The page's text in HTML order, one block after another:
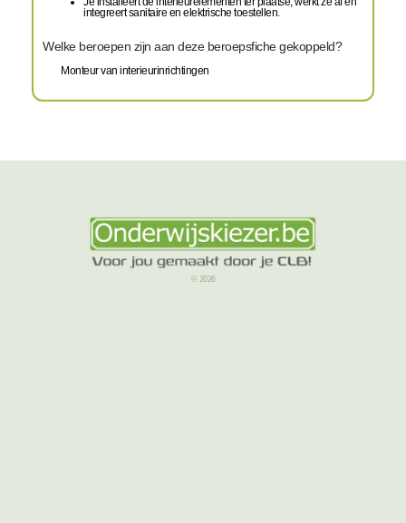
integreert sanitaire en elektrische toestellen.
Welke beroepen zijn aan deze beroepsfiche gekoppeld?
Monteur van interieurinrichtingen
© 2026